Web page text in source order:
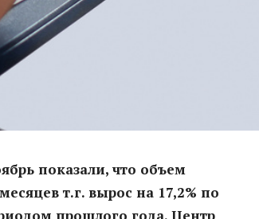
показали, что объем
т.г. вырос на 17,2% по
прошлого года. Центр